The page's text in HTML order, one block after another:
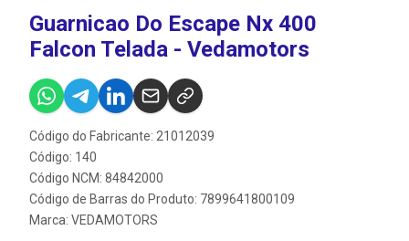
Guarnicao Do Escape Nx 400
Falcon Telada - Vedamotors
Código do Fabricante: 21012039
Código: 140
Código NCM: 84842000
Código de Barras do Produto: 7899641800109
Marca: VEDAMOTORS